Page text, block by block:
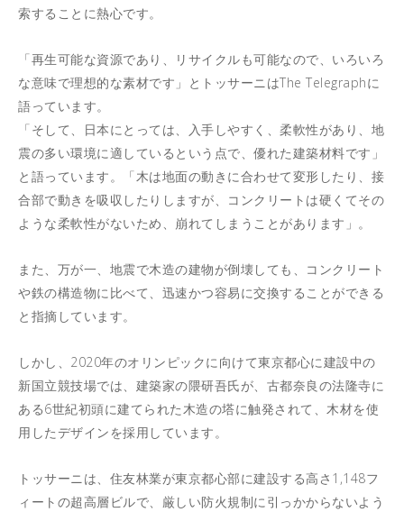
索することに熱心です。
「再生可能な資源であり、リサイクルも可能なので、いろいろ
な意味で理想的な素材です」とトッサーニはThe Telegraphに
語っています。
「そして、日本にとっては、入手しやすく、柔軟性があり、地
震の多い環境に適しているという点で、優れた建築材料です」
と語っています。「木は地面の動きに合わせて変形したり、接
合部で動きを吸収したりしますが、コンクリートは硬くてその
ような柔軟性がないため、崩れてしまうことがあります」。
また、万が一、地震で木造の建物が倒壊しても、コンクリート
や鉄の構造物に比べて、迅速かつ容易に交換することができる
と指摘しています。
しかし、2020年のオリンピックに向けて東京都心に建設中の
新国立競技場では、建築家の隈研吾氏が、古都奈良の法隆寺に
ある6世紀初頭に建てられた木造の塔に触発されて、木材を使
用したデザインを採用しています。
トッサーニは、住友林業が東京都心部に建設する高さ1,148フ
ィートの超高層ビルで、厳しい防火規制に引っかからないよう